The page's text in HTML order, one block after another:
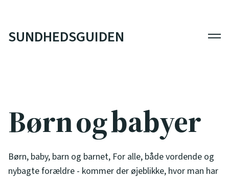
SUNDHEDSGUIDEN
Børn og babyer
Børn, baby, barn og barnet, For alle, både vordende og
nybagte forældre - kommer der øjeblikke, hvor man har